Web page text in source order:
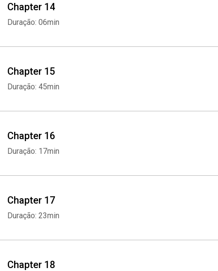
Chapter 14
Duração: 06min
Chapter 15
Duração: 45min
Chapter 16
Duração: 17min
Chapter 17
Duração: 23min
Chapter 18